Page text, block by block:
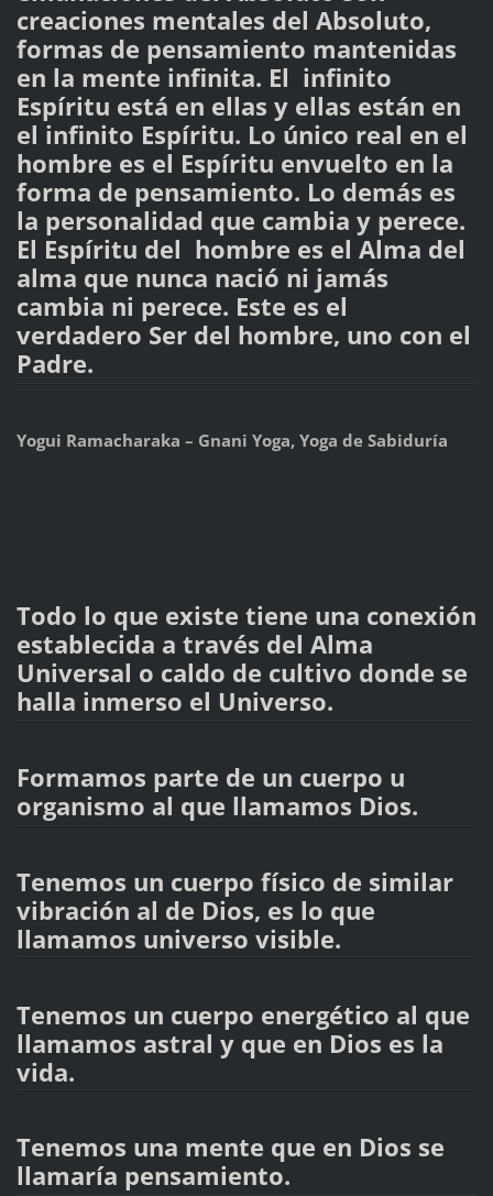
creaciones mentales del Absoluto,
formas de pensamiento mantenidas
en la mente infinita. El infinito
Espíritu está en ellas y ellas están en
el infinito Espíritu. Lo único real en el
hombre es el Espíritu envuelto en la
forma de pensamiento. Lo demás es
la personalidad que cambia y perece.
El Espíritu del hombre es el Alma del
alma que nunca nació ni jamás
cambia ni perece. Este es el
verdadero Ser del hombre, uno con el
Padre.
Yogui Ramacharaka – Gnani Yoga, Yoga de Sabiduría
Todo lo que existe tiene una conexión
establecida a través del Alma
Universal o caldo de cultivo donde se
halla inmerso el Universo.
Formamos parte de un cuerpo u
organismo al que llamamos Dios.
Tenemos un cuerpo físico de similar
vibración al de Dios, es lo que
llamamos universo visible.
Tenemos un cuerpo energético al que
llamamos astral y que en Dios es la
vida.
Tenemos una mente que en Dios se
llamaría pensamiento.